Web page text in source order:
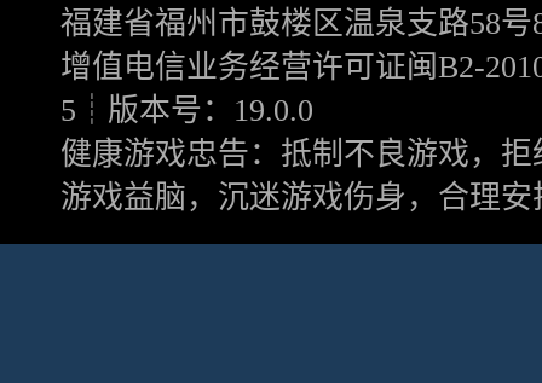
福建省福州市鼓楼区温泉支路58号
增值电信业务经营许可证闽B2-
5┊版本号：19.0.0
健康游戏忠告：抵制不良游戏，
游戏益脑，沉迷游戏伤身，合理